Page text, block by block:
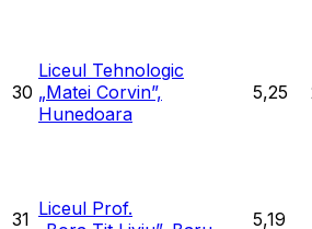
30
Liceul Tehnologic
„Matei Corvin”,
Hunedoara
5,25
31 Liceul Prof.
5,19